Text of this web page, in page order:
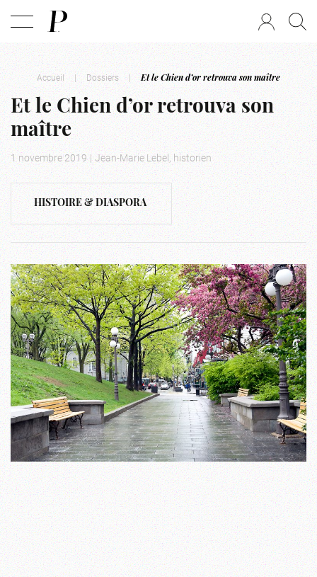
Accueil | Dossiers | Et le Chien d’or retrouva son maître
Et le Chien d’or retrouva son
maître
1 novembre 2019 | Jean-Marie Lebel, historien
HISTOIRE & DIASPORA